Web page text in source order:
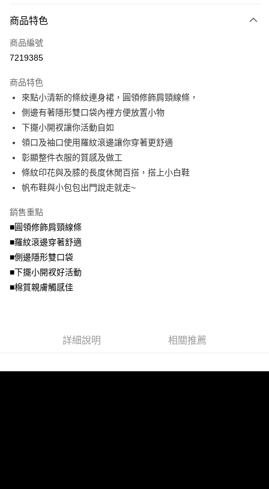
大哥付你分期
【大哥付你分期使用說明】
1.本服務由台灣大哥大提供，台灣大哥大用戶可立即使用無須另外申請。
流程，驗證手機門號後，選擇欲分期的期數、繳款截止日，確認付款後即完
成交易。
3.實際核准額度、可分期數及費用金額請依後續交易確認頁面所載為準。
4.訂單成立30分鐘內，如未前往確認交易或遇審核未通過，訂單將自動取
法說明評估內容。
【繳款方式說明】
1.分期款項不併入電信帳單，「大哥付你分期」於每月結算日後寄送繳費提
醒簡訊。
2.透過簡訊連結打開帳單後，可選擇「超商條碼／台灣大直營門市／銀行轉
帳／街口支付／iPASS MONEY」等通路繳費。
【注意事項】
1.本服務係由「台灣大哥大股份有限公司」（以下簡稱本公司）所提供，讓
用戶於交易時，得透過本服務購買商品或服務，並由商店將買賣／分期付款
買賣價金債權讓與本公司後，依約使用本公司帳單繳交帳款。
資料（包含姓名、電話或地址）提供予台灣大哥大進項蒐集、處理及利用，
由本公司與您本人進行分期帳單所需資料之確認、核對及更正。
3.完整用戶服務條款，請詳閱以下連結：
AFTEE先享後付
【關於「AFTEE先享後付」】
AFTEE先享後付是「在收到商品之後才付款」的支付方式。 讓您購物簡單
便利好安心！
１．簡單：不需註冊會員、不需綁卡、不需儲值。
２．便利：只要手機號碼，簡訊認證，即可結帳。
３．安心：先確認商品／服務後，再付款。
【「AFTEE先享後付」結帳流程】
１．於結帳方式選擇「AFTEE先享後付」後，將跳轉至「AFTEE先享後付」
結帳頁面，進行簡訊認證並確認金額後，即可完成結帳。
２．訂單成立數日內，您將收到繳費通知簡訊。
ATM／網路銀行／等多元方式進行付款，方視為交易完成。
※ 請注意：結帳手續完成當下不需立刻繳費，但若您需要取消訂單，請聯絡
購買商品的店家。未經商家同意取消之訂單仍視為有效，需透過AFTEE先享
後付繳納相關費用。
※ 交易是否成功請以「AFTEE先享後付 」之結帳頁面顯示為準，若有關於
是否繳費成功／繳費後需取消欲退款等相關疑問，請聯繫「AFTEE先享後付
客戶支援中心」 https://netprotections.freshdesk.com/support/home
２．關於個人資料處理事宜，請瀏覽以下網址：
ATM付款
全家取貨付款
每筆NT$70，滿NT$699(含以上)免運費
付款後全家取貨
每筆NT$70，滿NT$699(含以上)免運費
7-11取貨付款
每筆NT$70，滿NT$799(含以上)免運費
付款後7-11取貨
每筆NT$70，滿NT$699(含以上)免運費
宅配
商品特色
商品編號
7219385
商品特色
來點小清新的條紋連身裙，圓領修飾肩頸線條，
側邊有著隱形雙口袋內裡方便放置小物
下擺小開衩讓你活動自如
領口及袖口使用羅紋滾邊讓你穿著更舒適
彰顯整件衣服的質感及做工
條紋印花與及膝的長度休閒百搭，搭上小白鞋
帆布鞋與小包包出門說走就走~
銷售重點
■圓領修飾肩頸線條
■羅紋滾邊穿著舒適
■側邊隱形雙口袋
■下擺小開衩好活動
■棉質親膚觸感佳
詳細說明 相關推薦